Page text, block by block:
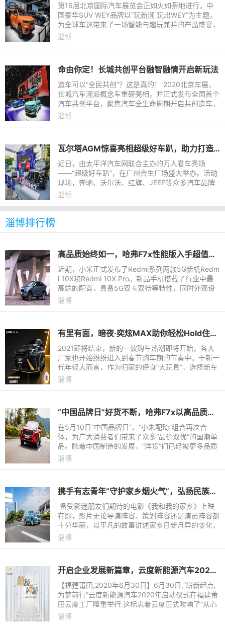
第16届北京国际汽车展览会正如火如荼地进行，中
国豪华SUV WEY品牌以“玩新潮 玩出WEY”为主题，
为全球车迷带来了一场智能与趣玩兼并的产品盛宴，
而VV5元气橙作为专为新生代创趣打造的高阶智能驾
淄博
命由你定！长城共创平台融智融情开启新玩法
造车可以“全民共创”？这是真的！ 2020北京车展，
长城汽车潮派概念车重磅亮相，并正式发布全国首个
汽车共创平台，聚焦汽车全生命周期开启共创造车，
将潮派新车“命运”交到汽车共创合伙人手上，实现由
淄博
瓦尔塔AGM惊喜亮相超级好车趴，助力打造豪华视听盛宴
近日，由太平洋汽车网联合主办的万人看车秀场
——“超级好车趴”，在广州合生广场盛大举办。活动
现场，奔驰、沃尔沃、红旗、JEEP等众多汽车品牌
携全新车型参展。而全球知名汽车蓄电池品牌瓦尔
淄博
淄博排行榜
高品质始终如一，哈弗F7x性能版入手超值绝不后悔！
近期，小米正式发布了Redmi系列两款5G新机Redm
i 10X和Redmi 10X Pro。新品手机搭载了行业中最
高端的配置，具备5G双卡双待等特性，同时外观设
计极为时尚诱人。网友们纷纷直呼：买它！可以看出
淄博
有里有面，暗夜·奕炫MAX助你轻松Hold住过年聚会
2021即将结束，新的一波购车热潮即将开始，各大
厂家也开始纷纷进入到春节购车期的节奏中。于新一
代年轻人而言，作为归家的傍身“大玩具”，选择新车
一定是“颜值至上”，其次是性能，毕竟过年回家参加
淄博
“中国品牌日”好货不断，哈弗F7x以高品质为国人谋福利！
在5月10日“中国品牌日”，“小朱配琦”组合再次合
体，为广大消费者们带来了众多“品价双优”的国潮单
品。随着中国制造的发展，“洋货”们已经被更多品质
更好、价格更合理的国潮产品所代替，尤其是在汽车
淄博
携手有志青年“守护家乡烟火气”，弘扬民族文化 哈弗贡献力量
备受影迷朋友们期待的电影《我和我的家乡》上映
在即，影片无论导演阵容、策划阵容还是演员阵容都
十分华丽，以平凡的故事讲述家乡日新月异的变化，
有望引爆今年国庆中秋超级黄金周的观影狂潮。
淄博
开启企业发展新篇章，云度新能源汽车2020年启动仪式隆重举行
【福建莆田,2020年6月30日】6月30日,“崭新起点,
为梦前行”云度新能源汽车2020年启动仪式在福建莆
田云度工厂隆重举行,这标志着云度正式吹响了“从心
出发”的冲锋号角,开启了云度逆势而上的全新征程。
淄博